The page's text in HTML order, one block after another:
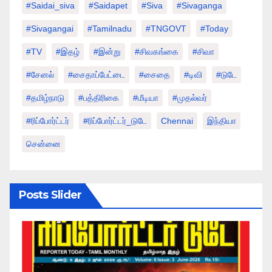
#saidai_siva #saidapet #Siva #Sivaganga
#sivagangai #tamilnadu #TNGOVT #today
#TV #இதழ் #இன்று #சிவகங்கை #சிவா
#சேனல் #சைதாப்பேட்டை #சைதை #டிவி #டுடே
#தமிழ்நாடு #பத்திரிகை #மீடியா #முதல்வர்
#ரிப்போர்ட்டர் #ரிப்போர்ட்டர்_டுடே Chennai இந்தியா
சென்னை
Posts Slider